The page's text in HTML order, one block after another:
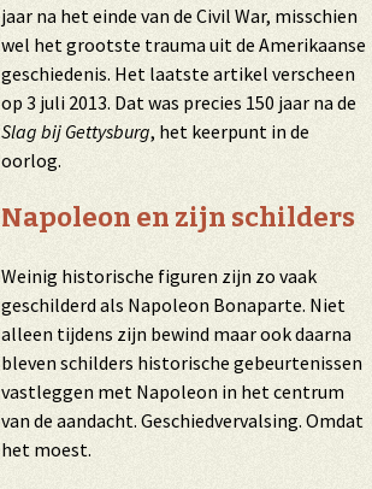
jaar na het einde van de Civil War, misschien
wel het grootste trauma uit de Amerikaanse
geschiedenis. Het laatste artikel verscheen
op 3 juli 2013. Dat was precies 150 jaar na de
Slag bij Gettysburg, het keerpunt in de
oorlog.
Napoleon en zijn schilders
Weinig historische figuren zijn zo vaak
geschilderd als Napoleon Bonaparte. Niet
alleen tijdens zijn bewind maar ook daarna
bleven schilders historische gebeurtenissen
vastleggen met Napoleon in het centrum
van de aandacht. Geschiedvervalsing. Omdat
het moest.